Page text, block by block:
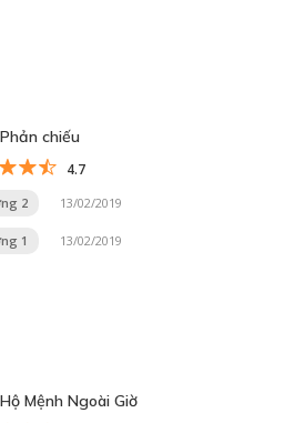
chiếu
4.7
2 13/02/2019
1 13/02/2019
Mệnh Ngoài Giờ